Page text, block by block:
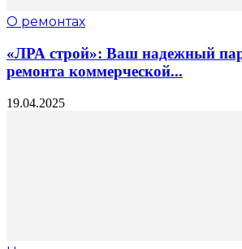
О ремонтах
«ЛРА строй»: Ваш надежный
ремонта коммерческой...
19.04.2025